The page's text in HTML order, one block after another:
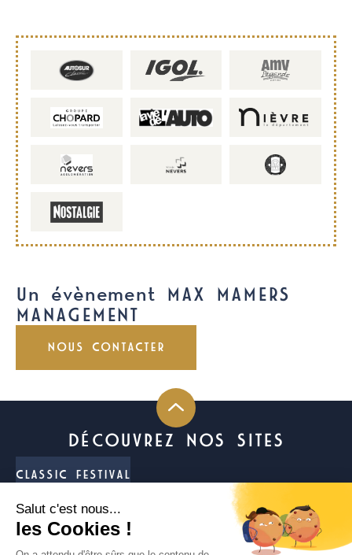
Un évènement MAX MAMERS
MANAGEMENT
NOUS CONTACTER
DÉCOUVREZ NOS SITES
CLASSIC FESTIVAL
FUN CUP